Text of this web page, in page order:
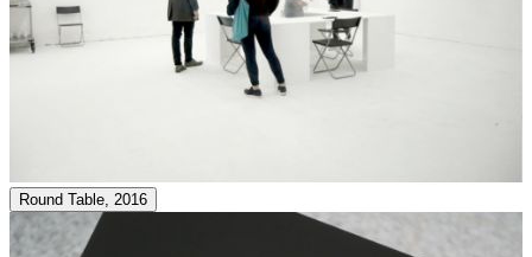
Round Table, 2016